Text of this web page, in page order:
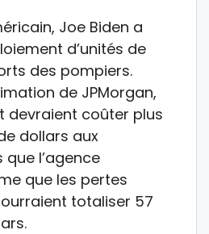
Joe Biden a
d’unités de
des pompiers.
de JPMorgan,
devraient coûter plus
dollars aux
l’agence
que les pertes
totaliser 57